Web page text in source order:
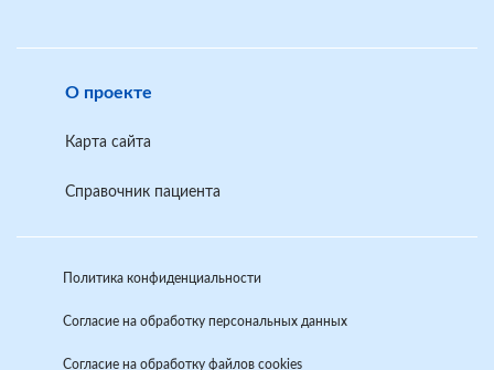
О проекте
Карта сайта
Справочник пациента
Политика конфиденциальности
Согласие на обработку персональных данных
Согласие на обработку файлов cookies